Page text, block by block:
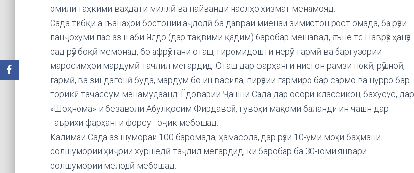
омили таҳкими ваҳдати миллӣ ва пайванди наслҳо хизмат менамояд.
Сада тибқи анъанаҳои бостонии аҷдодӣ ба давраи миёнаи зимистон рост омада, ба рӯзи
панҷоҳуми пас аз шаби Ялдо (дар тақвими қадим) баробар мешавад, яъне то Наврӯз ҳанӯз
сад рӯз боқӣ мемонад, бо афрӯхтани оташ, гиромидошти нерӯи гармӣ ва баргузории
маросимҳои мардумӣ таҷлил мегардид. Оташ дар фарҳанги ниёгон рамзи покӣ, рӯшноӣ,
гармӣ, ва зиндагонӣ буда, мардум бо ин васила, пирӯзии гармиро бар сармо ва нурро бар
торикӣ таҷассум менамудаанд. Ёдоварии Ҷашни Сада дар осори классикон, бахусус, дар
«Шоҳнома»-и безаволи Абулқосим Фирдавсӣ, гувоҳи мақоми баланди ин ҷашн дар
таърихи фарҳанги форсу тоҷик мебошад.
Калимаи Сада аз шумораи 100 баромада, ҳамасола, дар рӯзи 10-уми моҳи баҳмани
солшумории ҳиҷрии хуршедӣ таҷлил мегардид, ки баробар ба 30-юми январи
солшумории мелодӣ мебошад.